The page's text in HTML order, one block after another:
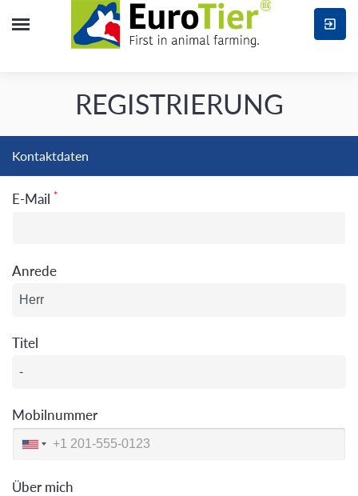
REGISTRIERUNG
Kontaktdaten
E-Mail *
Anrede
Titel
Mobilnummer
Über mich